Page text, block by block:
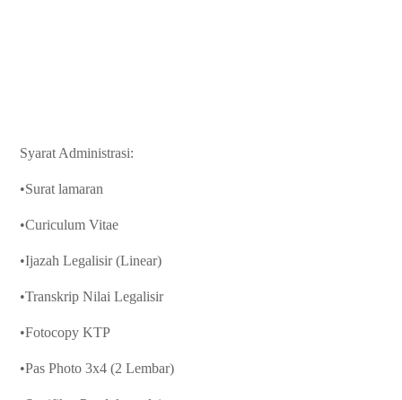
Syarat Administrasi:
•Surat lamaran
•Curiculum Vitae
•Ijazah Legalisir (Linear)
•Transkrip Nilai Legalisir
•Fotocopy KTP
•Pas Photo 3x4 (2 Lembar)